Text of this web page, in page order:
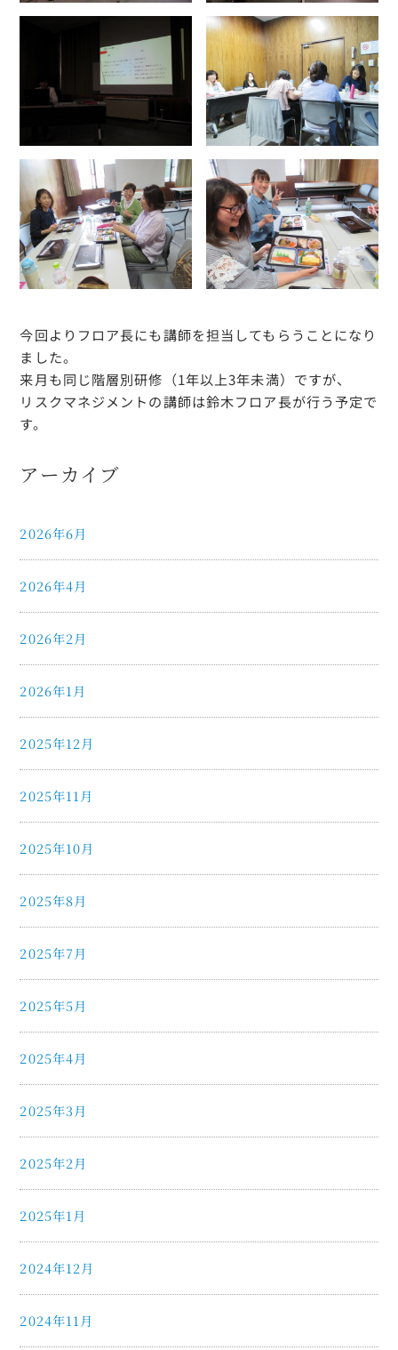
今回よりフロア長にも講師を担当してもらうことになり
ました。
来月も同じ階層別研修（1年以上3年未満）ですが、
リスクマネジメントの講師は鈴木フロア長が行う予定で
す。
アーカイブ
2026年6月
2026年4月
2026年2月
2026年1月
2025年12月
2025年11月
2025年10月
2025年8月
2025年7月
2025年5月
2025年4月
2025年3月
2025年2月
2025年1月
2024年12月
2024年11月